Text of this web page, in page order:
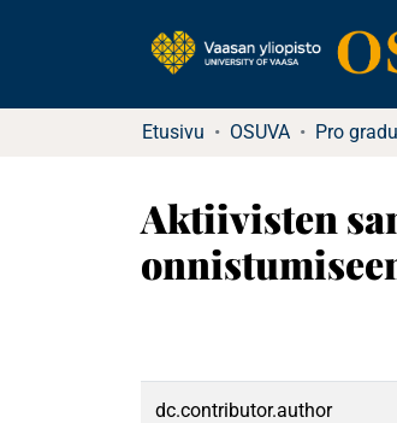
Etusivu OSUVA
Aktiivisten
dc.contributor.author